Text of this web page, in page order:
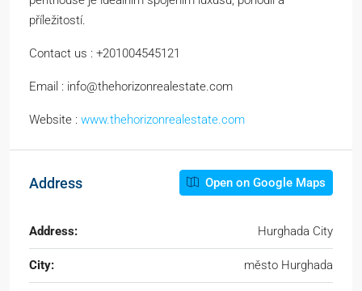
příležitostí.
Contact us : +201004545121
Email : info@thehorizonrealestate.com
Website : www.thehorizonrealestate.com
Address Open on Google Maps
Address: Hurghada City
City: město Hurghada